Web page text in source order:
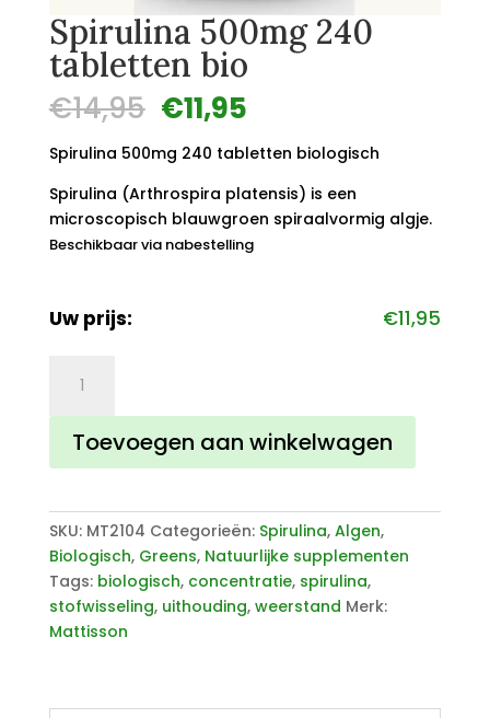
Spirulina 500mg 240
tabletten bio
€14,95 Oorspronkelijke
prijs
was:
€14,95.
€11,95Huidige
is:
€11,95.
Spirulina 500mg 240 tabletten biologisch
Spirulina (Arthrospira platensis) is een
microscopisch blauwgroen spiraalvormig algje.
Beschikbaar via nabestelling
Uw prijs: €11,95
500mg
240
tabletten
bio
Toevoegen aan winkelwagen
SKU: MT2104 Categorieën: Spirulina, Algen,
Biologisch, Greens, Natuurlijke supplementen
Tags: biologisch, concentratie, spirulina,
stofwisseling, uithouding, weerstand Merk:
Mattisson